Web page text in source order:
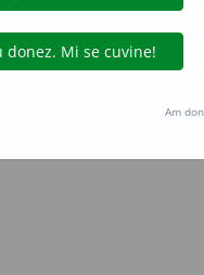
(https://
orice metode de extragere
de date oferite oficial spre
Am